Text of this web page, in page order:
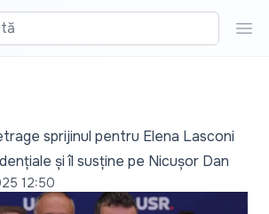
sprijinul pentru Elena Lasconi
și îl susține pe Nicușor Dan
12:50